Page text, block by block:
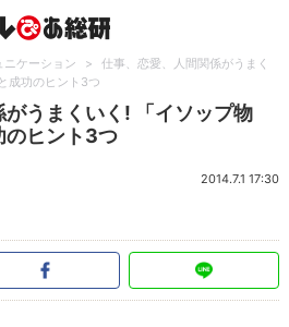
ニケーション >
仕事、恋愛、人間関係がうまく
成功のヒント3つ
うまくいく! 「イソップ物
のヒント3つ
2014.7.1 17:30